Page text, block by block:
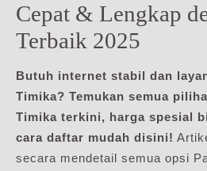
Cepat & Lengkap
Terbaik 2025
Butuh internet stabil dan
Timika? Temukan semua
Timika terkini, harga spesial
cara daftar mudah disini!
secara mendetail semua opsi